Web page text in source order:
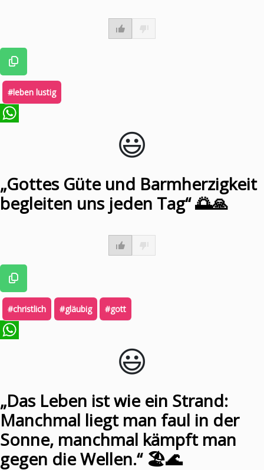
#leben lustig
😃️
„Gottes Güte und Barmherzigkeit
begleiten uns jeden Tag“ 🌅🙏
#christlich #gläubig #gott
😃️
„Das Leben ist wie ein Strand:
Manchmal liegt man faul in der
Sonne, manchmal kämpft man
gegen die Wellen.“ 🏖️🌊